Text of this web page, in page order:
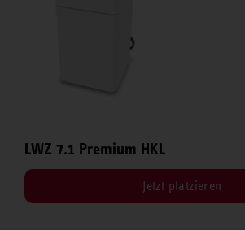
LWZ 7.1 Premium HKL
Jetzt platzieren